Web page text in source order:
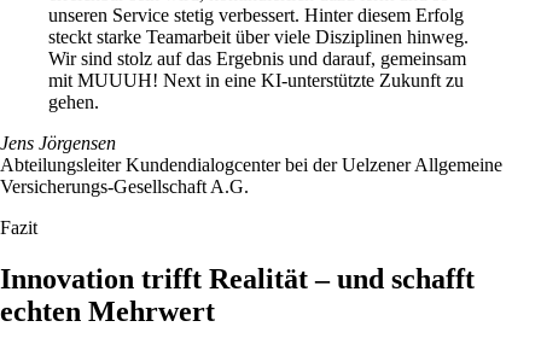
unseren Service stetig verbessert. Hinter diesem Erfolg
steckt starke Teamarbeit über viele Disziplinen hinweg.
Wir sind stolz auf das Ergebnis und darauf, gemeinsam
mit MUUUH! Next in eine KI-unterstützte Zukunft zu
gehen.
Jens Jörgensen
Abteilungsleiter Kundendialogcenter bei der Uelzener Allgemeine
Versicherungs-Gesellschaft A.G.
Fazit
Innovation trifft Realität – und schafft
echten Mehrwert